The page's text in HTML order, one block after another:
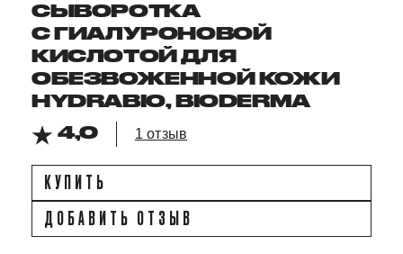
СЫВОРОТКА
С ГИАЛУРОНОВОЙ
КИСЛОТОЙ ДЛЯ
ОБЕЗВОЖЕННОЙ КОЖИ
HYDRABIO, BIODERMA
4,0
1 отзыв
КУПИТЬ
ДОБАВИТЬ ОТЗЫВ